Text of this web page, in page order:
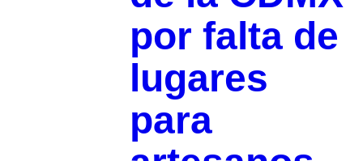
por falta de
lugares
para